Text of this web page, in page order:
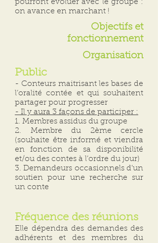
pourront évoluer avec le groupe :
on avance en marchant !
Objectifs et
fonctionnement
Organisation
Public
​- Conteurs maitrisant les bases de
l’oralité contée et qui souhaitent
partager pour progresser
- Il y aura 3 façons de participer :
1. Membres assidus du groupe
2. Membre du 2ème cercle
(souhaite être informé et viendra
en fonction de sa disponibilité
et/ou des contes à l’ordre du jour)
3. Demandeurs occasionnels d’un
soutien pour une recherche sur
un conte
Fréquence des réunions
Elle dépendra des demandes des
adhérents et des membres du